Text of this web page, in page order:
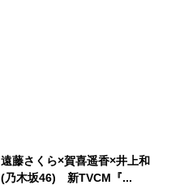
遠藤さくら×賀喜遥香×井上和
(乃木坂46) 新TVCM『...